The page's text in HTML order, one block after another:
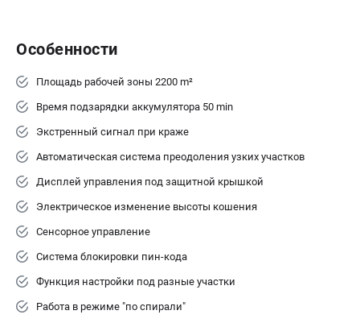
вс - выходной
ЗАКАЗ ЗАПЧАСТЕЙ
zakaz@hustorg.ru
Особенности
Площадь рабочей зоны 2200 m²
Время подзарядки аккумулятора 50 min
Экстренный сигнал при краже
Автоматическая система преодоления узких участков
Дисплей управления под защитной крышкой
Электрическое изменение высоты кошения
Сенсорное управление
Система блокировки пин-кода
Функция настройки под разные участки
Работа в режиме "по спирали"